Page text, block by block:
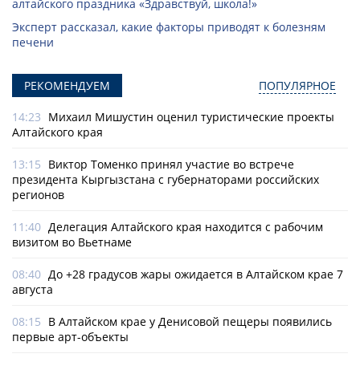
алтайского праздника «Здравствуй, школа!»
Эксперт рассказал, какие факторы приводят к болезням
печени
РЕКОМЕНДУЕМ ПОПУЛЯРНОЕ
14:23 Михаил Мишустин оценил туристические проекты
Алтайского края
13:15 Виктор Томенко принял участие во встрече
президента Кыргызстана с губернаторами российских
регионов
11:40 Делегация Алтайского края находится с рабочим
визитом во Вьетнаме
08:40 До +28 градусов жары ожидается в Алтайском крае 7
августа
08:15 В Алтайском крае у Денисовой пещеры появились
первые арт-объекты